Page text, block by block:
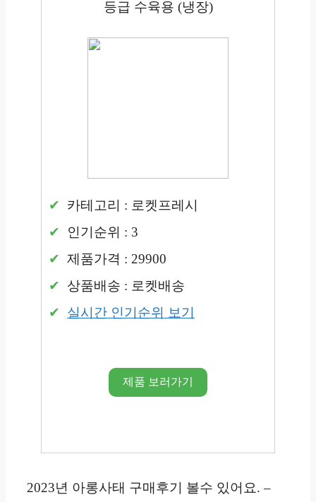
등급 수육용 (냉장)
카테고리 : 로켓프레시
인기순위 : 3
제품가격 : 29900
상품배송 : 로켓배송
실시간 인기순위 보기
제품 보러가기
2023년 아롱사태 구매후기 볼수 있어요. –